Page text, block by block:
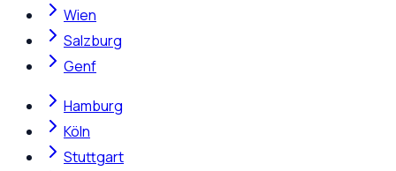
Wien
Salzburg
Genf
Hamburg
Köln
Stuttgart